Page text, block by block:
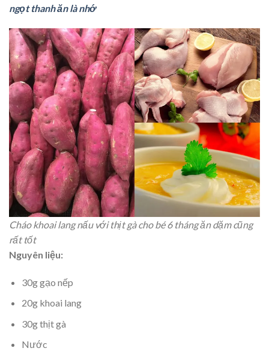
ngọt thanh ăn là nhớ
Cháo khoai lang nấu với thịt gà cho bé 6 tháng ăn dặm cũng
rất tốt
Nguyên liệu:
30g gạo nếp
20g khoai lang
30g thịt gà
Nước